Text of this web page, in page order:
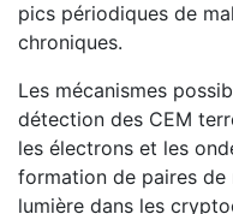
pics périodiques de
chroniques.
Les mécanismes
détection des CEM
les électrons et les
formation de paires de
lumière dans les